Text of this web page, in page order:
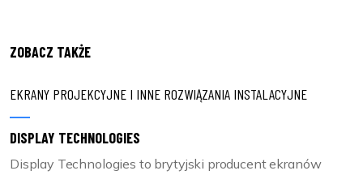
ZOBACZ TAKŻE
EKRANY PROJEKCYJNE I INNE ROZWIĄZANIA INSTALACYJNE
DISPLAY TECHNOLOGIES
Display Technologies to brytyjski producent ekranów